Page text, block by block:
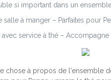
si important dans un
salle à manger – Parfaites pour
avec service à thé –
chose à propos de l'ensemble